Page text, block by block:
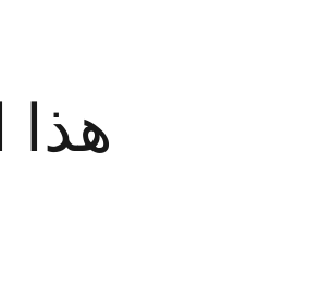
هذا